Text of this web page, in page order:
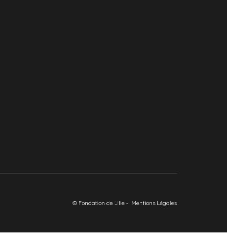
© Fondation de Lille - Mentions Légales